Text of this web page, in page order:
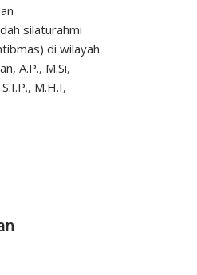
silaturahmi
di wilayah
A.P., M.Si,
M.H.I,